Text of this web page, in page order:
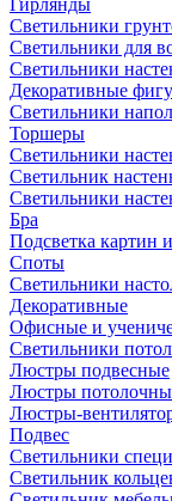
Гирлянды
Светильники
Светильники для
Светильники
Декоративные
Светильники
Торшеры
Светильники
Светильник
Светильники
Бра
Подсветка картин
Споты
Светильники
Декоративные
Офисные и
Светильники
Люстры подвесные
Люстры
Люстры-
Подвес
Светильники
Светильник